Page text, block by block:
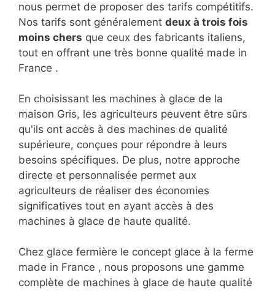
nous permet de proposer des tarifs compétitifs.
Nos tarifs sont généralement deux à trois fois
moins chers que ceux des fabricants italiens,
tout en offrant une très bonne qualité made in
France .
En choisissant les machines à glace de la
maison Gris, les agriculteurs peuvent être sûrs
qu'ils ont accès à des machines de qualité
supérieure, conçues pour répondre à leurs
besoins spécifiques. De plus, notre approche
directe et personnalisée permet aux
agriculteurs de réaliser des économies
significatives tout en ayant accès à des
machines à glace de haute qualité.
Chez glace fermière le concept glace à la ferme
made in France , nous proposons une gamme
complète de machines à glace de haute qualité